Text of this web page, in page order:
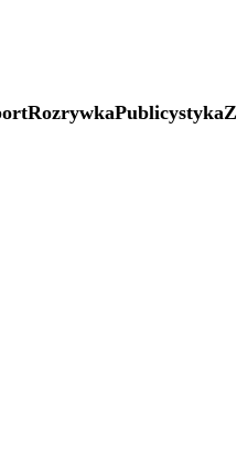
RozrywkaPublicystyka